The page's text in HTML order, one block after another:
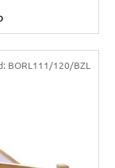
BORL111/120/BZL